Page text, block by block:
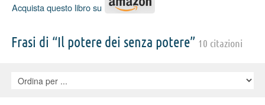
Acquista questo libro su
Frasi di “Il potere dei senza potere” 10 citazioni